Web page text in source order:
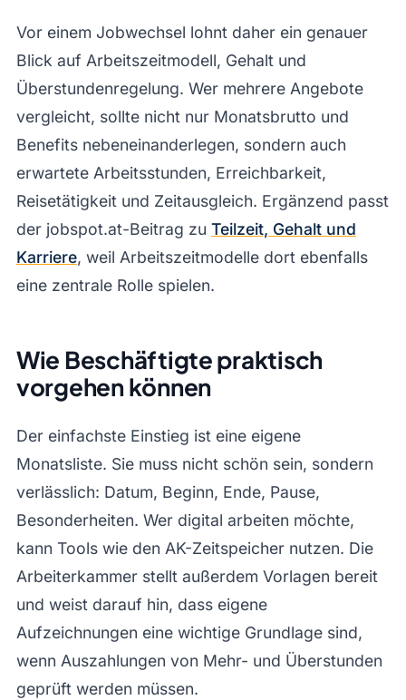
Vor einem Jobwechsel lohnt daher ein genauer
Blick auf Arbeitszeitmodell, Gehalt und
Überstundenregelung. Wer mehrere Angebote
vergleicht, sollte nicht nur Monatsbrutto und
Benefits nebeneinanderlegen, sondern auch
erwartete Arbeitsstunden, Erreichbarkeit,
Reisetätigkeit und Zeitausgleich. Ergänzend passt
der jobspot.at-Beitrag zu Teilzeit, Gehalt und
Karriere, weil Arbeitszeitmodelle dort ebenfalls
eine zentrale Rolle spielen.
Wie Beschäftigte praktisch
vorgehen können
Der einfachste Einstieg ist eine eigene
Monatsliste. Sie muss nicht schön sein, sondern
verlässlich: Datum, Beginn, Ende, Pause,
Besonderheiten. Wer digital arbeiten möchte,
kann Tools wie den AK-Zeitspeicher nutzen. Die
Arbeiterkammer stellt außerdem Vorlagen bereit
und weist darauf hin, dass eigene
Aufzeichnungen eine wichtige Grundlage sind,
wenn Auszahlungen von Mehr- und Überstunden
geprüft werden müssen.